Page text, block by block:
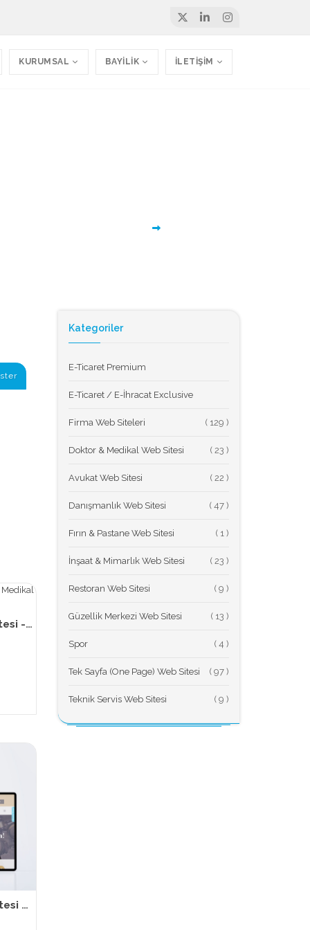
KURUMSAL BAYİLİK İLETİŞİM
TemizWeb - Doktor Web Sitesi - Medikal Web Sitesi 024
TemizWeb - Avukat Web Sitesi - Hukuk Firması Web Sitesi 170
Kategoriler
E-Ticaret Premium
E-Ticaret / E-İhracat Exclusive
Firma Web Siteleri (
Doktor & Medikal Web Sitesi (
Avukat Web Sitesi (
Danışmanlık Web Sitesi (
Fırın & Pastane Web Sitesi (
İnşaat & Mimarlık Web Sitesi (
Restoran Web Sitesi (
Güzellik Merkezi Web Sitesi (
Spor (
Tek Sayfa (One Page) Web Sitesi (
Teknik Servis Web Sitesi (